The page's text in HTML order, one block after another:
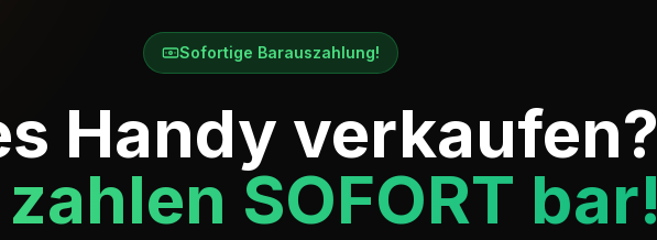
Sofortige Barauszahlung!
Handy verkaufen?
SOFORT bar!